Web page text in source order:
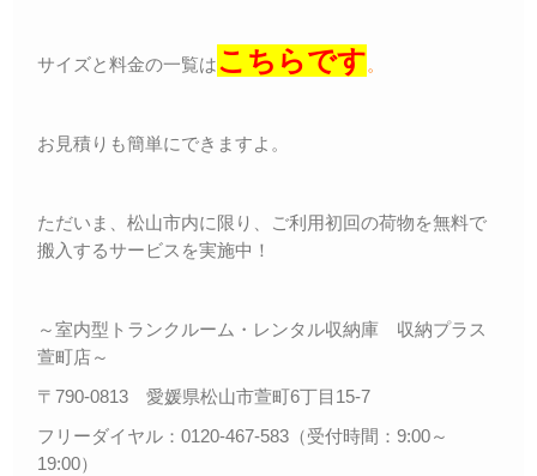
サイズと料金の一覧はこちらです。
お見積りも簡単にできますよ。
ただいま、松山市内に限り、ご利用初回の荷物を無料で
搬入するサービスを実施中！
～室内型トランクルーム・レンタル収納庫 収納プラス
萱町店～
〒790-0813 愛媛県松山市萱町6丁目15-7
フリーダイヤル：0120-467-583（受付時間：9:00～
19:00）